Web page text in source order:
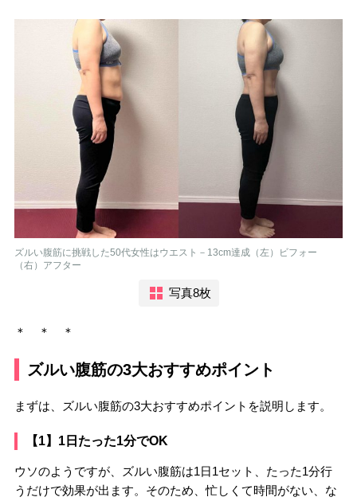
ズルい腹筋に挑戦した50代女性はウエスト－13cm達成（左）ビフォー
（右）アフター
写真8枚
＊ ＊ ＊
ズルい腹筋の3大おすすめポイント
まずは、ズルい腹筋の3大おすすめポイントを説明します。
【1】1日たった1分でOK
ウソのようですが、ズルい腹筋は1日1セット、たった1分行
うだけで効果が出ます。そのため、忙しくて時間がない、な